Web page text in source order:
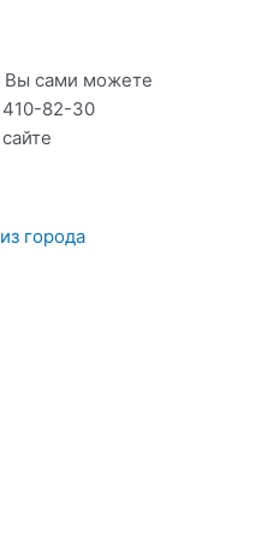
Вы сами можете
410-82-30
города